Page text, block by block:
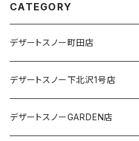
CATEGORY
デザートスノー町田店
デザートスノー下北沢1号店
デザートスノーGARDEN店